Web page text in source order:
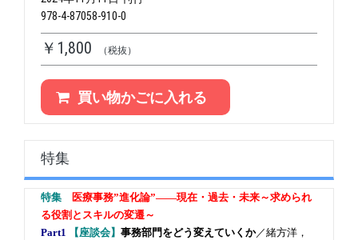
978-4-87058-910-0
￥1,800 （税抜）
買い物かごに入れる
特集
特集
医療事務”進化論”――現在・過去・未来～求められ
る役割とスキルの変遷～
Part1
【座談会】 事務部門をどう変えていくか／緒方洋，